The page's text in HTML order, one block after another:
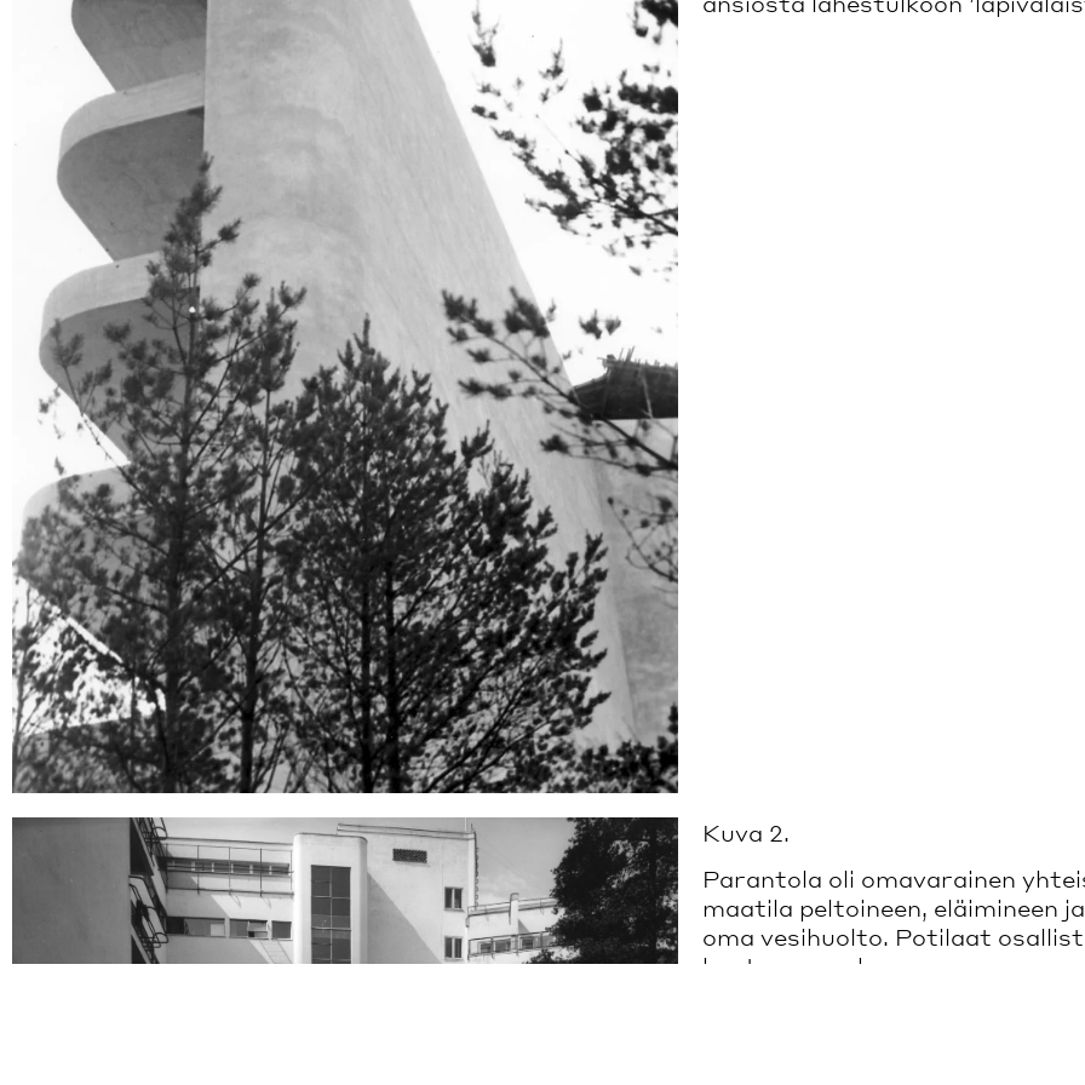
Kuva 2.
Parantola oli omavarainen
maatila peltoineen, eläimineen
oma vesihuolto. Potilaat
kuntonsa mukaan.